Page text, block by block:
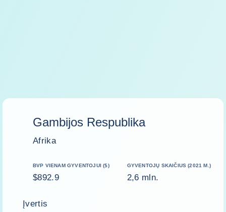
Gambijos Respublika
Afrika
BVP VIENAM GYVENTOJUI ($)
$892.9
GYVENTOJŲ SKAIČIUS (2021 M.)
2,6 mln.
Įvertis